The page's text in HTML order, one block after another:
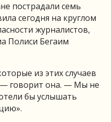
пострадали семь
сегодня на круглом
журналистов,
Полиси Бегаим
из этих случаев
говорит она. — Мы не
бы услышать